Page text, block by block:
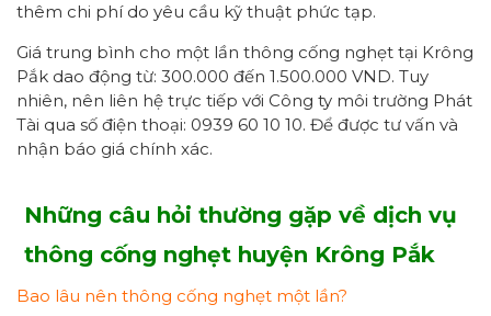
thêm chi phí do yêu cầu kỹ thuật phức tạp.
Giá trung bình cho một lần thông cống nghẹt tại Krông
Pắk dao động từ: 300.000 đến 1.500.000 VND. Tuy
nhiên, nên liên hệ trực tiếp với Công ty môi trường Phát
Tài qua số điện thoại: 0939 60 10 10. Để được tư vấn và
nhận báo giá chính xác.
Những câu hỏi thường gặp về dịch vụ
thông cống nghẹt huyện Krông Pắk
Bao lâu nên thông cống nghẹt một lần?